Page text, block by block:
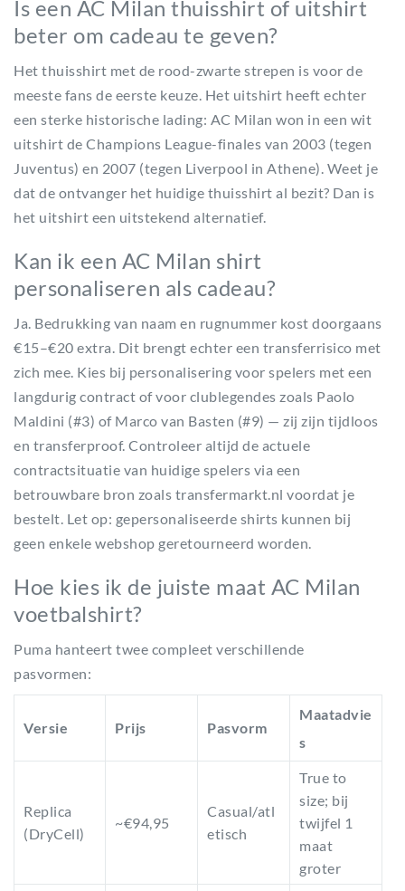
Is een AC Milan thuisshirt of uitshirt
beter om cadeau te geven?
Het thuisshirt met de rood-zwarte strepen is voor de
meeste fans de eerste keuze. Het uitshirt heeft echter
een sterke historische lading: AC Milan won in een wit
uitshirt de Champions League-finales van 2003 (tegen
Juventus) en 2007 (tegen Liverpool in Athene). Weet je
dat de ontvanger het huidige thuisshirt al bezit? Dan is
het uitshirt een uitstekend alternatief.
Kan ik een AC Milan shirt
personaliseren als cadeau?
Ja. Bedrukking van naam en rugnummer kost doorgaans
€15–€20 extra. Dit brengt echter een transferrisico met
zich mee. Kies bij personalisering voor spelers met een
langdurig contract of voor clublegendes zoals Paolo
Maldini (#3) of Marco van Basten (#9) — zij zijn tijdloos
en transferproof. Controleer altijd de actuele
contractsituatie van huidige spelers via een
betrouwbare bron zoals transfermarkt.nl voordat je
bestelt. Let op: gepersonaliseerde shirts kunnen bij
geen enkele webshop geretourneerd worden.
Hoe kies ik de juiste maat AC Milan
voetbalshirt?
Puma hanteert twee compleet verschillende
pasvormen:
Versie Prijs Pasvorm
Maatadvie
s
Replica
(DryCell)
~€94,95
Casual/atl
etisch
True to
size; bij
twijfel 1
maat
groter